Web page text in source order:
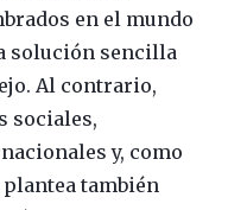
en el mundo
solución sencilla
Al contrario,
sociales,
y, como
también